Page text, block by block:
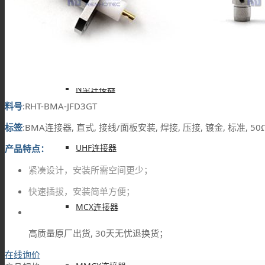
F型连接器
N型连接器
UHF连接器
MCX连接器
料号:RHT-BMA-JFD3GT
标签:BMA连接器, 直式, 接线/面板安装, 焊接, 压接, 镀金, 标准,
产品特点：
紧凑设计，安装所需空间更少；
快速插拔，安装简单方便；
高质量原厂出货, 30天无忧退换货；
在线询价